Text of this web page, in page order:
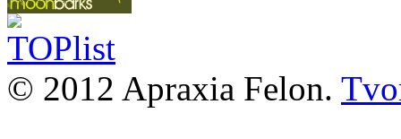
© 2012 Apraxia Felon.